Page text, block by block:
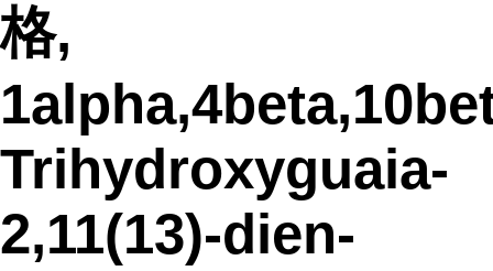
格,
Trihydroxyguaia-
2,11(13)-dien-